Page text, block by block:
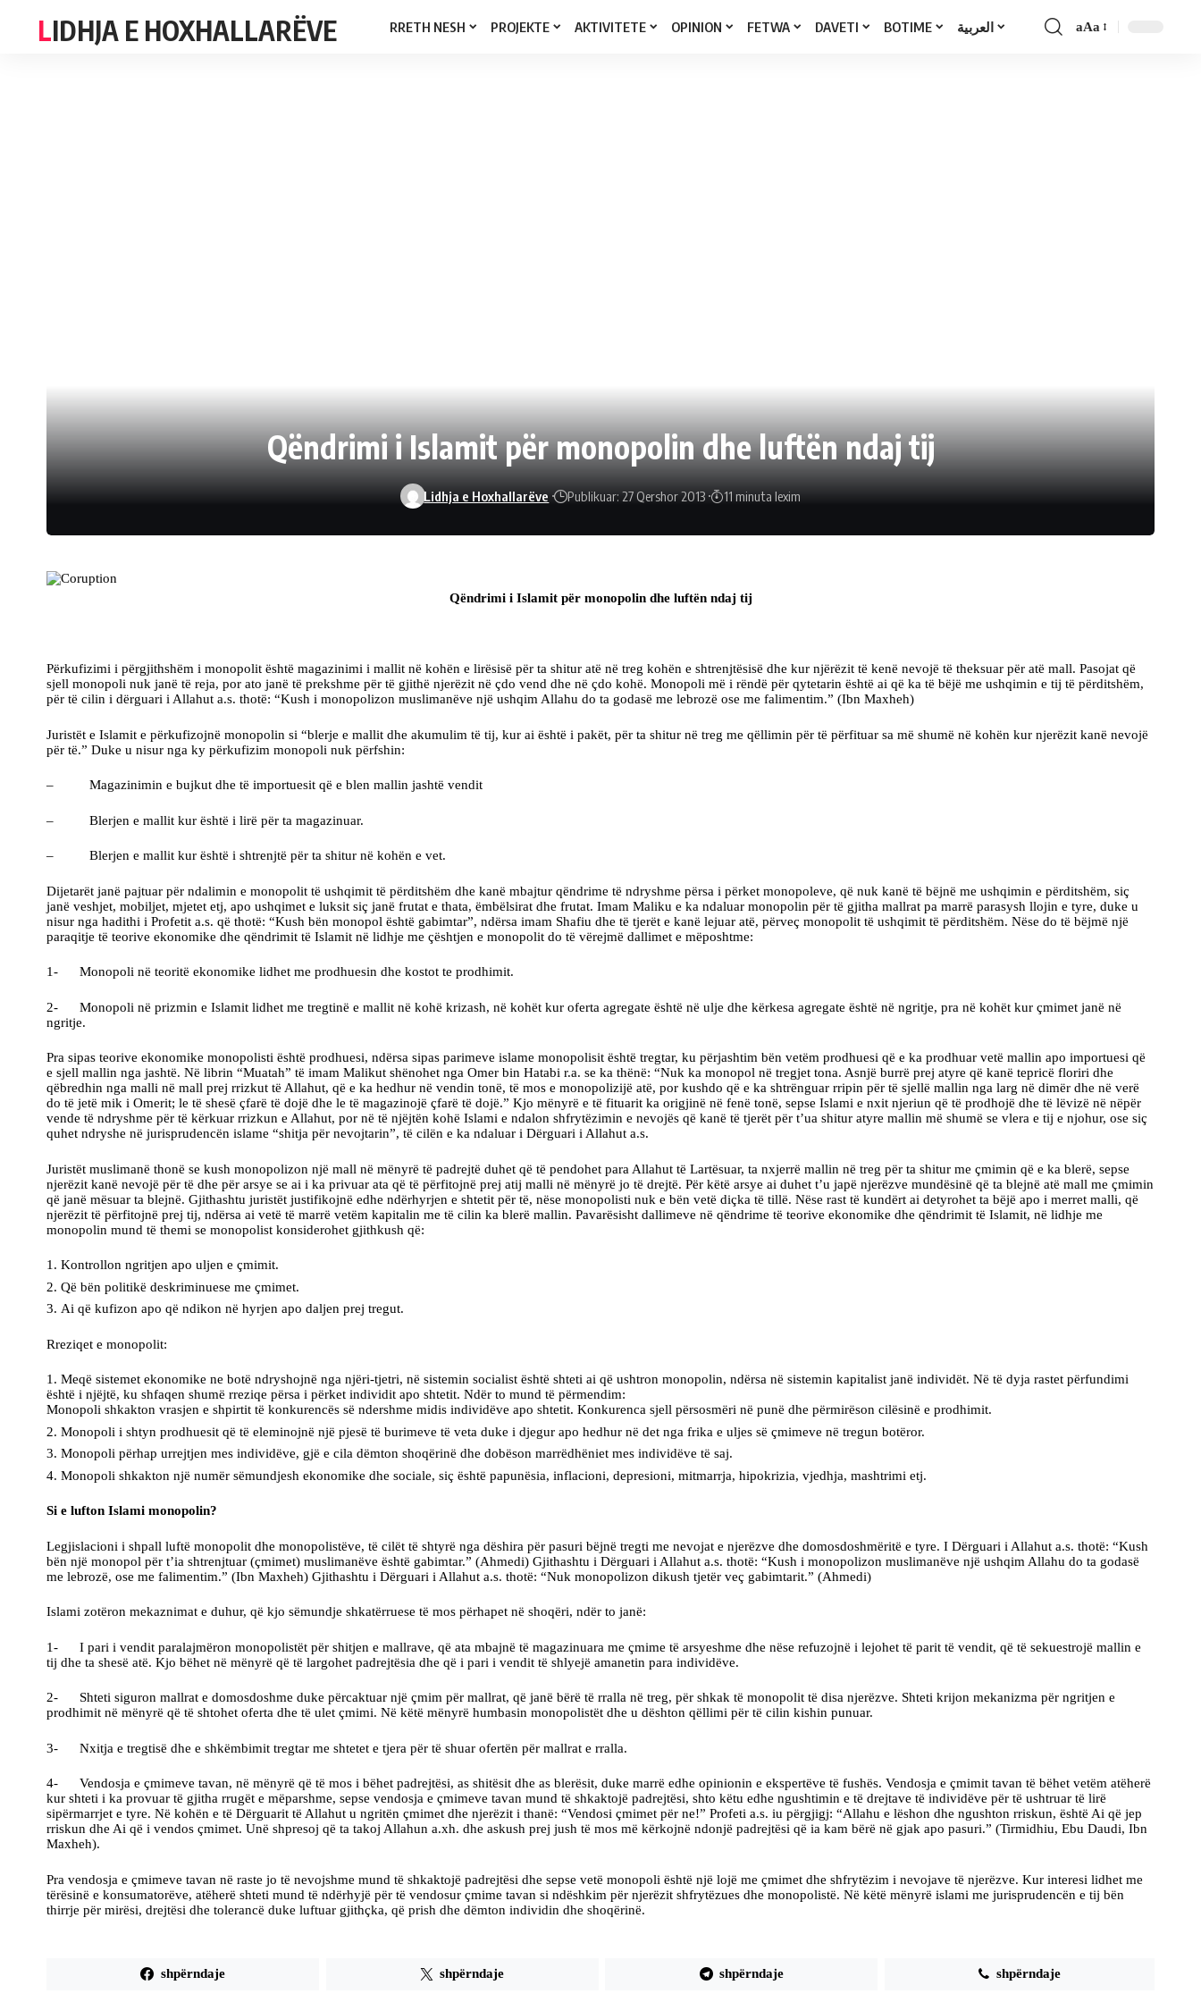
LIDHJA E HOXHALLARËVE RRETH NESH PROJEKTE AKTIVITETE OPINION FETWA DAVETI BOTIME العربية
Font
aAa
Qëndrimi i Islamit për monopolin dhe luftën ndaj tij
Lidhja e Hoxhallarëve Publikuar: 27 Qershor 2013 11 minuta lexim
Qëndrimi i Islamit për monopolin dhe luftën ndaj tij
Përkufizimi i përgjithshëm i monopolit është magazinimi i mallit në kohën e lirësisë për ta shitur atë në treg kohën e shtrenjtësisë dhe kur njërëzit të kenë nevojë të theksuar për atë mall. Pasojat që
sjell monopoli nuk janë të reja, por ato janë të prekshme për të gjithë njerëzit në çdo vend dhe në çdo kohë. Monopoli më i rëndë për qytetarin është ai që ka të bëjë me ushqimin e tij të përditshëm,
për të cilin i dërguari i Allahut a.s. thotë: “Kush i monopolizon muslimanëve një ushqim Allahu do ta godasë me lebrozë ose me falimentim.” (Ibn Maxheh)
Juristët e Islamit e përkufizojnë monopolin si “blerje e mallit dhe akumulim të tij, kur ai është i pakët, për ta shitur në treg me qëllimin për të përfituar sa më shumë në kohën kur njerëzit kanë nevojë
për të.” Duke u nisur nga ky përkufizim monopoli nuk përfshin:
– Magazinimin e bujkut dhe të importuesit që e blen mallin jashtë vendit
– Blerjen e mallit kur është i lirë për ta magazinuar.
– Blerjen e mallit kur është i shtrenjtë për ta shitur në kohën e vet.
Dijetarët janë pajtuar për ndalimin e monopolit të ushqimit të përditshëm dhe kanë mbajtur qëndrime të ndryshme përsa i përket monopoleve, që nuk kanë të bëjnë me ushqimin e përditshëm, siç
janë veshjet, mobiljet, mjetet etj, apo ushqimet e luksit siç janë frutat e thata, ëmbëlsirat dhe frutat. Imam Maliku e ka ndaluar monopolin për të gjitha mallrat pa marrë parasysh llojin e tyre, duke u
nisur nga hadithi i Profetit a.s. që thotë: “Kush bën monopol është gabimtar”, ndërsa imam Shafiu dhe të tjerët e kanë lejuar atë, përveç monopolit të ushqimit të përditshëm. Nëse do të bëjmë një
paraqitje të teorive ekonomike dhe qëndrimit të Islamit në lidhje me çështjen e monopolit do të vërejmë dallimet e mëposhtme:
1- Monopoli në teoritë ekonomike lidhet me prodhuesin dhe kostot te prodhimit.
2- Monopoli në prizmin e Islamit lidhet me tregtinë e mallit në kohë krizash, në kohët kur oferta agregate është në ulje dhe kërkesa agregate është në ngritje, pra në kohët kur çmimet janë në
ngritje.
Pra sipas teorive ekonomike monopolisti është prodhuesi, ndërsa sipas parimeve islame monopolisit është tregtar, ku përjashtim bën vetëm prodhuesi që e ka prodhuar vetë mallin apo importuesi që
e sjell mallin nga jashtë. Në librin “Muatah” të imam Malikut shënohet nga Omer bin Hatabi r.a. se ka thënë: “Nuk ka monopol në tregjet tona. Asnjë burrë prej atyre që kanë tepricë floriri dhe
qëbredhin nga malli në mall prej rrizkut të Allahut, që e ka hedhur në vendin tonë, të mos e monopolizijë atë, por kushdo që e ka shtrënguar rripin për të sjellë mallin nga larg në dimër dhe në verë
do të jetë mik i Omerit; le të shesë çfarë të dojë dhe le të magazinojë çfarë të dojë.” Kjo mënyrë e të fituarit ka origjinë në fenë tonë, sepse Islami e nxit njeriun që të prodhojë dhe të lëvizë në nëpër
vende të ndryshme për të kërkuar rrizkun e Allahut, por në të njëjtën kohë Islami e ndalon shfrytëzimin e nevojës që kanë të tjerët për t’ua shitur atyre mallin më shumë se vlera e tij e njohur, ose siç
quhet ndryshe në jurisprudencën islame “shitja për nevojtarin”, të cilën e ka ndaluar i Dërguari i Allahut a.s.
Juristët muslimanë thonë se kush monopolizon një mall në mënyrë të padrejtë duhet që të pendohet para Allahut të Lartësuar, ta nxjerrë mallin në treg për ta shitur me çmimin që e ka blerë, sepse
njerëzit kanë nevojë për të dhe për arsye se ai i ka privuar ata që të përfitojnë prej atij malli në mënyrë jo të drejtë. Për këtë arsye ai duhet t’u japë njerëzve mundësinë që ta blejnë atë mall me çmimin
që janë mësuar ta blejnë. Gjithashtu juristët justifikojnë edhe ndërhyrjen e shtetit për të, nëse monopolisti nuk e bën vetë diçka të tillë. Nëse rast të kundërt ai detyrohet ta bëjë apo i merret malli, që
njerëzit të përfitojnë prej tij, ndërsa ai vetë të marrë vetëm kapitalin me të cilin ka blerë mallin. Pavarësisht dallimeve në qëndrime të teorive ekonomike dhe qëndrimit të Islamit, në lidhje me
monopolin mund të themi se monopolist konsiderohet gjithkush që:
Kontrollon ngritjen apo uljen e çmimit.
Që bën politikë deskriminuese me çmimet.
Ai që kufizon apo që ndikon në hyrjen apo daljen prej tregut.
Rreziqet e monopolit:
Meqë sistemet ekonomike ne botë ndryshojnë nga njëri-tjetri, në sistemin socialist është shteti ai që ushtron monopolin, ndërsa në sistemin kapitalist janë individët. Në të dyja rastet përfundimi
është i njëjtë, ku shfaqen shumë rreziqe përsa i përket individit apo shtetit. Ndër to mund të përmendim:
Monopoli shkakton vrasjen e shpirtit të konkurencës së ndershme midis individëve apo shtetit. Konkurenca sjell përsosmëri në punë dhe përmirëson cilësinë e prodhimit.
Monopoli i shtyn prodhuesit që të eleminojnë një pjesë të burimeve të veta duke i djegur apo hedhur në det nga frika e uljes së çmimeve në tregun botëror.
Monopoli përhap urrejtjen mes individëve, gjë e cila dëmton shoqërinë dhe dobëson marrëdhëniet mes individëve të saj.
Monopoli shkakton një numër sëmundjesh ekonomike dhe sociale, siç është papunësia, inflacioni, depresioni, mitmarrja, hipokrizia, vjedhja, mashtrimi etj.
Si e lufton Islami monopolin?
Legjislacioni i shpall luftë monopolit dhe monopolistëve, të cilët të shtyrë nga dëshira për pasuri bëjnë tregti me nevojat e njerëzve dhe domosdoshmëritë e tyre. I Dërguari i Allahut a.s. thotë: “Kush
bën një monopol për t’ia shtrenjtuar (çmimet) muslimanëve është gabimtar.” (Ahmedi) Gjithashtu i Dërguari i Allahut a.s. thotë: “Kush i monopolizon muslimanëve një ushqim Allahu do ta godasë
me lebrozë, ose me falimentim.” (Ibn Maxheh) Gjithashtu i Dërguari i Allahut a.s. thotë: “Nuk monopolizon dikush tjetër veç gabimtarit.” (Ahmedi)
Islami zotëron mekaznimat e duhur, që kjo sëmundje shkatërruese të mos përhapet në shoqëri, ndër to janë:
1- I pari i vendit paralajmëron monopolistët për shitjen e mallrave, që ata mbajnë të magazinuara me çmime të arsyeshme dhe nëse refuzojnë i lejohet të parit të vendit, që të sekuestrojë mallin e
tij dhe ta shesë atë. Kjo bëhet në mënyrë që të largohet padrejtësia dhe që i pari i vendit të shlyejë amanetin para individëve.
2- Shteti siguron mallrat e domosdoshme duke përcaktuar një çmim për mallrat, që janë bërë të rralla në treg, për shkak të monopolit të disa njerëzve. Shteti krijon mekanizma për ngritjen e
prodhimit në mënyrë që të shtohet oferta dhe të ulet çmimi. Në këtë mënyrë humbasin monopolistët dhe u dështon qëllimi për të cilin kishin punuar.
3- Nxitja e tregtisë dhe e shkëmbimit tregtar me shtetet e tjera për të shuar ofertën për mallrat e rralla.
4- Vendosja e çmimeve tavan, në mënyrë që të mos i bëhet padrejtësi, as shitësit dhe as blerësit, duke marrë edhe opinionin e ekspertëve të fushës. Vendosja e çmimit tavan të bëhet vetëm atëherë
kur shteti i ka provuar të gjitha rrugët e mëparshme, sepse vendosja e çmimeve tavan mund të shkaktojë padrejtësi, shto këtu edhe ngushtimin e të drejtave të individëve për të ushtruar të lirë
sipërmarrjet e tyre. Në kohën e të Dërguarit të Allahut u ngritën çmimet dhe njerëzit i thanë: “Vendosi çmimet për ne!” Profeti a.s. iu përgjigj: “Allahu e lëshon dhe ngushton rriskun, është Ai që jep
rriskun dhe Ai që i vendos çmimet. Unë shpresoj që ta takoj Allahun a.xh. dhe askush prej jush të mos më kërkojnë ndonjë padrejtësi që ia kam bërë në gjak apo pasuri.” (Tirmidhiu, Ebu Daudi, Ibn
Maxheh).
Pra vendosja e çmimeve tavan në raste jo të nevojshme mund të shkaktojë padrejtësi dhe sepse vetë monopoli është një lojë me çmimet dhe shfrytëzim i nevojave të njerëzve. Kur interesi lidhet me
tërësinë e konsumatorëve, atëherë shteti mund të ndërhyjë për të vendosur çmime tavan si ndëshkim për njerëzit shfrytëzues dhe monopolistë. Në këtë mënyrë islami me jurisprudencën e tij bën
thirrje për mirësi, drejtësi dhe tolerancë duke luftuar gjithçka, që prish dhe dëmton individin dhe shoqërinë.
shpërndaje shpërndaje shpërndaje shpërndaje